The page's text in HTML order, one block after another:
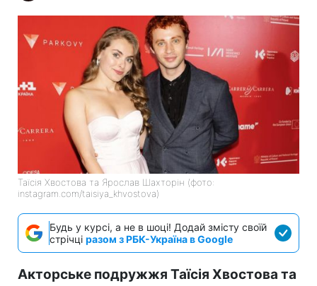
Таїсія Хвостова та Ярослав Шахторін (фото:
instagram.com/taisiya_khvostova)
Будь у курсі, а не в шоці! Додай змісту своїй
стрічці разом з РБК-Україна в Google
Акторське подружжя Таїсія Хвостова та